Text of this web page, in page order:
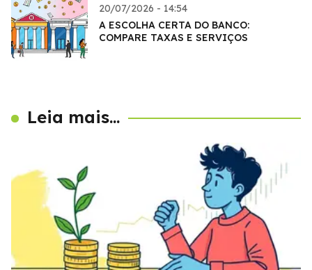
20/07/2026 - 14:54
A ESCOLHA CERTA DO BANCO:
COMPARE TAXAS E SERVIÇOS
Leia mais...